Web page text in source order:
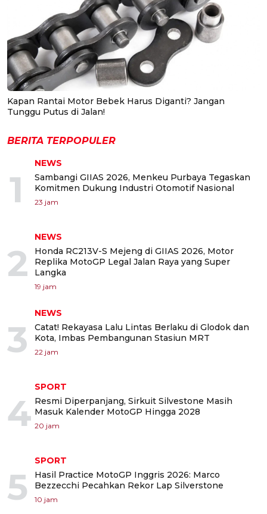
Kapan Rantai Motor Bebek Harus Diganti? Jangan
Tunggu Putus di Jalan!
BERITA TERPOPULER
1
NEWS
Sambangi GIIAS 2026, Menkeu Purbaya Tegaskan
Komitmen Dukung Industri Otomotif Nasional
23 jam
2
NEWS
Honda RC213V-S Mejeng di GIIAS 2026, Motor
Replika MotoGP Legal Jalan Raya yang Super
Langka
19 jam
3
NEWS
Catat! Rekayasa Lalu Lintas Berlaku di Glodok dan
Kota, Imbas Pembangunan Stasiun MRT
22 jam
4
SPORT
Resmi Diperpanjang, Sirkuit Silvestone Masih
Masuk Kalender MotoGP Hingga 2028
20 jam
5
SPORT
Hasil Practice MotoGP Inggris 2026: Marco
Bezzecchi Pecahkan Rekor Lap Silverstone
10 jam